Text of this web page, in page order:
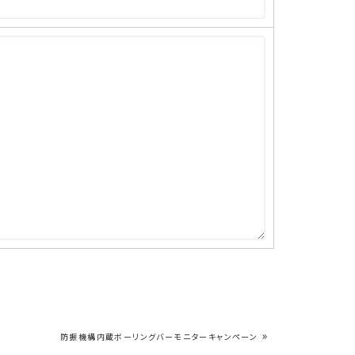
防振機構内蔵ボーリングバーモニターキャンペーン »